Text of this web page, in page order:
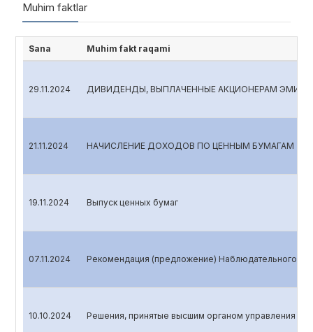
Muhim faktlar
Sana Muhim fakt raqami
29.11.2024 ДИВИДЕНДЫ, ВЫПЛАЧЕННЫЕ АКЦИОНЕРАМ
21.11.2024 НАЧИСЛЕНИЕ ДОХОДОВ ПО ЦЕННЫМ БУМАГАМ
19.11.2024 Выпуск ценных бумаг
07.11.2024 Рекомендация (предложение) Наблюдательного
10.10.2024 Решения, принятые высшим органом управления